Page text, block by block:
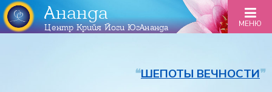
Ананда
Центр Крийя Йоги ЮгАнанда МЕНЮ
❝ШЕПОТЫ ВЕЧНОСТИ❞